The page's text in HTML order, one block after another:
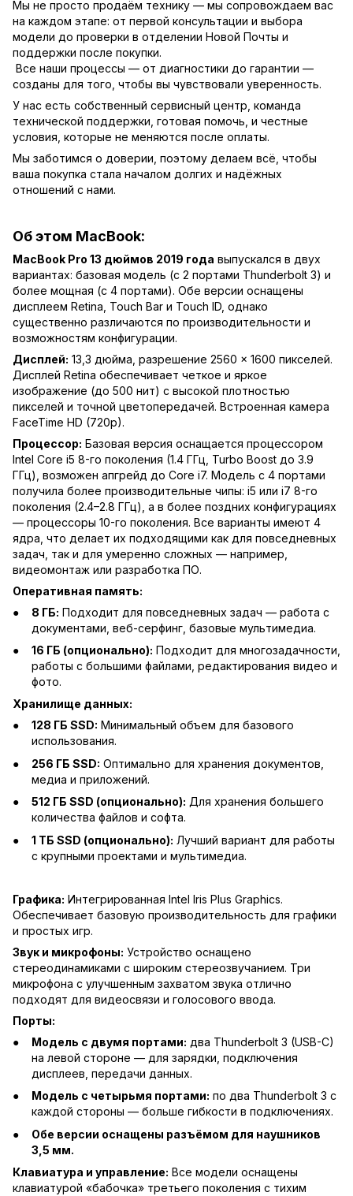
Мы не просто продаём технику — мы сопровождаем вас
на каждом этапе: от первой консультации и выбора
модели до проверки в отделении Новой Почты и
поддержки после покупки.
Все наши процессы — от диагностики до гарантии —
созданы для того, чтобы вы чувствовали уверенность.
У нас есть собственный сервисный центр, команда
технической поддержки, готовая помочь, и честные
условия, которые не меняются после оплаты.
Мы заботимся о доверии, поэтому делаем всё, чтобы
ваша покупка стала началом долгих и надёжных
отношений с нами.
Об этом MacBook:
MacBook Pro 13 дюймов 2019 года выпускался в двух
вариантах: базовая модель (с 2 портами Thunderbolt 3) и
более мощная (с 4 портами). Обе версии оснащены
дисплеем Retina, Touch Bar и Touch ID, однако
существенно различаются по производительности и
возможностям конфигурации.
Дисплей: 13,3 дюйма, разрешение 2560 × 1600 пикселей.
Дисплей Retina обеспечивает четкое и яркое
изображение (до 500 нит) с высокой плотностью
пикселей и точной цветопередачей. Встроенная камера
FaceTime HD (720p).
Процессор: Базовая версия оснащается процессором
Intel Core i5 8-го поколения (1.4 ГГц, Turbo Boost до 3.9
ГГц), возможен апгрейд до Core i7. Модель с 4 портами
получила более производительные чипы: i5 или i7 8-го
поколения (2.4–2.8 ГГц), а в более поздних конфигурациях
— процессоры 10-го поколения. Все варианты имеют 4
ядра, что делает их подходящими как для повседневных
задач, так и для умеренно сложных — например,
видеомонтаж или разработка ПО.
Оперативная память:
8 ГБ: Подходит для повседневных задач — работа с
документами, веб-серфинг, базовые мультимедиа.
16 ГБ (опционально): Подходит для многозадачности,
работы с большими файлами, редактирования видео и
фото.
Хранилище данных:
128 ГБ SSD: Минимальный объем для базового
использования.
256 ГБ SSD: Оптимально для хранения документов,
медиа и приложений.
512 ГБ SSD (опционально): Для хранения большего
количества файлов и софта.
1 ТБ SSD (опционально): Лучший вариант для работы
с крупными проектами и мультимедиа.
Графика: Интегрированная Intel Iris Plus Graphics.
Обеспечивает базовую производительность для графики
и простых игр.
Звук и микрофоны: Устройство оснащено
стереодинамиками с широким стереозвучанием. Три
микрофона с улучшенным захватом звука отлично
подходят для видеосвязи и голосового ввода.
Порты:
Модель с двумя портами: два Thunderbolt 3 (USB-C)
на левой стороне — для зарядки, подключения
дисплеев, передачи данных.
Модель с четырьмя портами: по два Thunderbolt 3 с
каждой стороны — больше гибкости в подключениях.
Обе версии оснащены разъёмом для наушников
3,5 мм.
Клавиатура и управление: Все модели оснащены
клавиатурой «бабочка» третьего поколения с тихим